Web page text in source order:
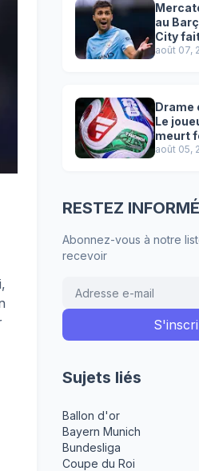
au
City
août 07,
Drame
Le
meurt
plein
août 05,
RESTEZ INFORMÉ
Abonnez-vous à notre
recevoir
Sujets liés
Ballon d'or
Bayern Munich
Bundesliga
Coupe du Roi